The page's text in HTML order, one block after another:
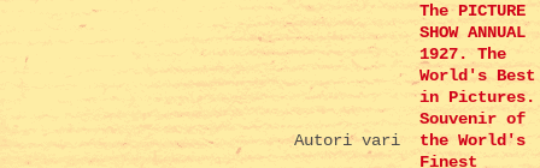
Autori vari
The PICTURE
SHOW ANNUAL
1927. The
World's Best
in Pictures.
Souvenir of
the World's
Finest